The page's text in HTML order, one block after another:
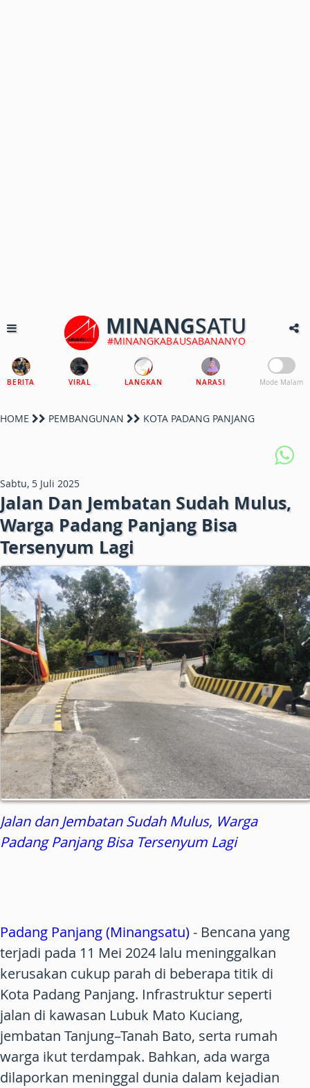
MINANGSATU
#MINANGKABAUSABANANYO
BERITA VIRAL LANGKAN NARASI Mode Malam
HOME PEMBANGUNAN KOTA PADANG PANJANG
Sabtu, 5 Juli 2025
Jalan Dan Jembatan Sudah Mulus,
Warga Padang Panjang Bisa
Tersenyum Lagi
Jalan dan Jembatan Sudah Mulus, Warga
Padang Panjang Bisa Tersenyum Lagi
Padang Panjang (Minangsatu)- Bencana yang
terjadi pada 11 Mei 2024 lalu meninggalkan
kerusakan cukup parah di beberapa titik di
Kota Padang Panjang. Infrastruktur seperti
jalan di kawasan Lubuk Mato Kuciang,
jembatan Tanjung–Tanah Bato, serta rumah
warga ikut terdampak. Bahkan, ada warga
dilaporkan meninggal dunia dalam kejadian